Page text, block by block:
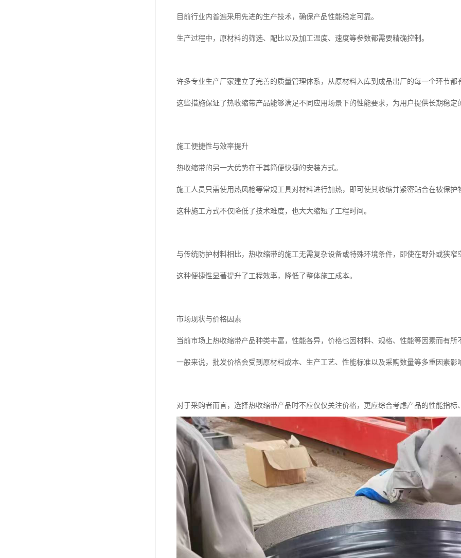
目前行业内普遍采用先进的生产技术，确保产品性能稳定可靠。
生产过程中，原材料的筛选、配比以及加工温度、速度等参数都需要精确控制。
许多专业生产厂家建立了完善的质量管理体系，从原材料入库到成品出厂的每一个环节都
这些措施保证了热收缩带产品能够满足不同应用场景下的性能要求，为用户提供长期稳定
施工便捷性与效率提升
热收缩带的另一大优势在于其简便快捷的安装方式。
施工人员只需使用热风枪等常规工具对材料进行加热，即可使其收缩并紧密贴合在被保护
这种施工方式不仅降低了技术难度，也大大缩短了工程时间。
与传统防护材料相比，热收缩带的施工无需复杂设备或特殊环境条件，即使在野外或狭窄
这种便捷性显著提升了工程效率，降低了整体施工成本。
市场现状与价格因素
当前市场上热收缩带产品种类丰富，性能各异，价格也因材料、规格、性能等因素而有所
一般来说，批发价格会受到原材料成本、生产工艺、性能标准以及采购数量等多重因素影
对于采购者而言，选择热收缩带产品时不应仅仅关注价格，更应综合考虑产品的性能指